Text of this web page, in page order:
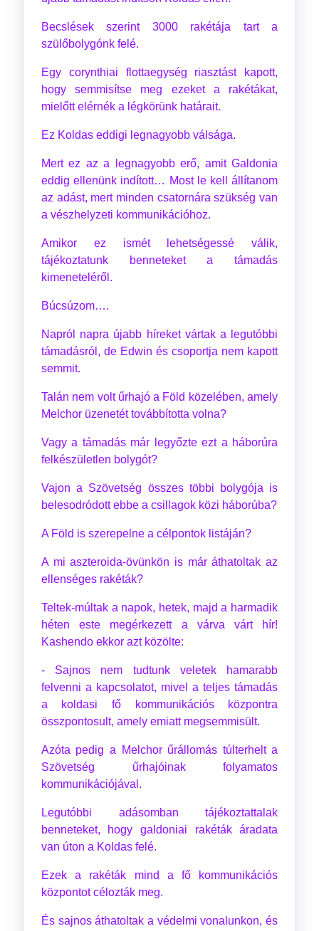
Becslések szerint 3000 rakétája tart a
szülőbolygónk felé.
Egy corynthiai flottaegység riasztást kapott,
hogy semmisítse meg ezeket a rakétákat,
mielőtt elérnék a légkörünk határait.
Ez Koldas eddigi legnagyobb válsága.
Mert ez az a legnagyobb erő, amit Galdonia
eddig ellenünk indított… Most le kell állítanom
az adást, mert minden csatornára szükség van
a vészhelyzeti kommunikációhoz.
Amikor ez ismét lehetségessé válik,
tájékoztatunk benneteket a támadás
kimeneteléről.
Búcsúzom….
Napról napra újabb híreket vártak a legutóbbi
támadásról, de Edwin és csoportja nem kapott
semmit.
Talán nem volt űrhajó a Föld közelében, amely
Melchor üzenetét továbbította volna?
Vagy a támadás már legyőzte ezt a háborúra
felkészületlen bolygót?
Vajon a Szövetség összes többi bolygója is
belesodródott ebbe a csillagok közi háborúba?
A Föld is szerepelne a célpontok listáján?
A mi aszteroida-övünkön is már áthatoltak az
ellenséges rakéták?
Teltek-múltak a napok, hetek, majd a harmadik
héten este megérkezett a várva várt hír!
Kashendo ekkor azt közölte:
- Sajnos nem tudtunk veletek hamarabb
felvenni a kapcsolatot, mivel a teljes támadás
a koldasi fő kommunikációs központra
összpontosult, amely emiatt megsemmisült.
Azóta pedig a Melchor űrállomás túlterhelt a
Szövetség űrhajóinak folyamatos
kommunikációjával.
Legutóbbi adásomban tájékoztattalak
benneteket, hogy galdoniai rakéták áradata
van úton a Koldas felé.
Ezek a rakéták mind a fő kommunikációs
központot célozták meg.
És sajnos áthatoltak a védelmi vonalunkon, és